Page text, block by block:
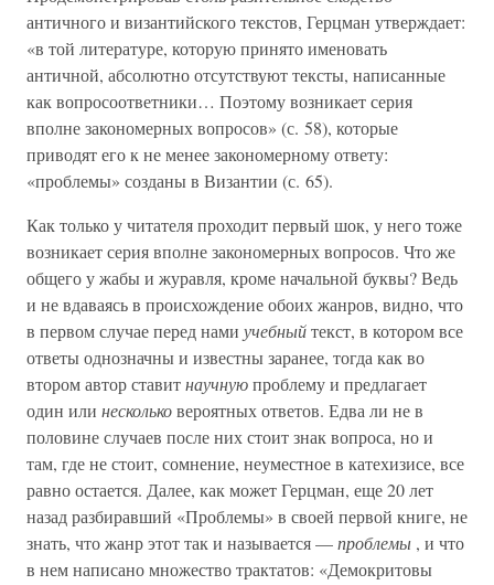
античного и византийского текстов, Герцман утверждает:
«в той литературе, которую принято именовать
античной, абсолютно отсутствуют тексты, написанные
как вопросоответники… Поэтому возникает серия
вполне закономерных вопросов» (с. 58), которые
приводят его к не менее закономерному ответу:
«проблемы» созданы в Византии (с. 65).
Как только у читателя проходит первый шок, у него тоже
возникает серия вполне закономерных вопросов. Что же
общего у жабы и журавля, кроме начальной буквы? Ведь
и не вдаваясь в происхождение обоих жанров, видно, что
в первом случае перед нами учебныйтекст, в котором все
ответы однозначны и известны заранее, тогда как во
втором автор ставитнаучнуюпроблему и предлагает
один или нескольковероятных ответов. Едва ли не в
половине случаев после них стоит знак вопроса, но и
там, где не стоит, сомнение, неуместное в катехизисе, все
равно остается. Далее, как может Герцман, еще 20 лет
назад разбиравший «Проблемы» в своей первой книге, не
знать, что жанр этот так и называется —проблемы , и что
в нем написано множество трактатов: «Демокритовы